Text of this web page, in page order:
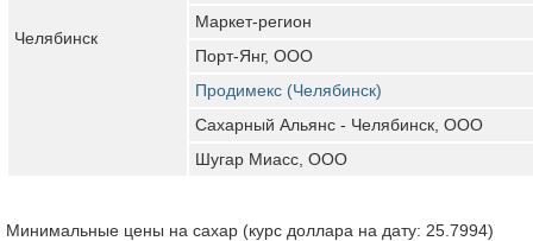
Челябинск
Маркет-регион
Порт-Янг, ООО
Продимекс (Челябинск)
Сахарный Альянс - Челябинск, ООО
Шугар Миасс, ООО
Минимальные цены на сахар (курс доллара на дату: 25.7994)